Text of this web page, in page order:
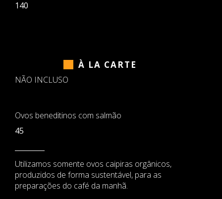
140
À LA CARTE
NÃO INCLUSO
Ovos beneditinos com salmão
45
Utilizamos somente ovos caipiras orgânicos,
produzidos de forma sustentável, para as
preparações do café da manhã.